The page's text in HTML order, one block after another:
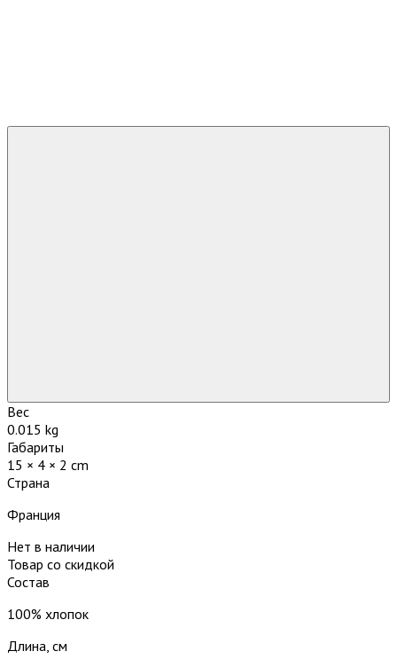
Вес
0.015 kg
Габариты
15 × 4 × 2 cm
Страна
Франция
Нет в наличии
Товар со скидкой
Состав
100% хлопок
Длина, см